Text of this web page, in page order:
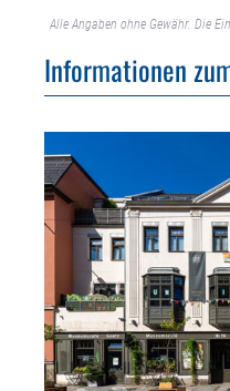
Alle Angaben ohne Gewähr. Die
Informationen